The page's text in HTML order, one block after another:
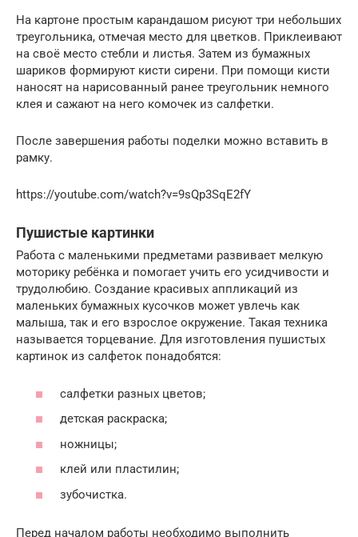
На картоне простым карандашом рисуют три небольших
треугольника, отмечая место для цветков. Приклеивают
на своё место стебли и листья. Затем из бумажных
шариков формируют кисти сирени. При помощи кисти
наносят на нарисованный ранее треугольник немного
клея и сажают на него комочек из салфетки.
После завершения работы поделки можно вставить в
рамку.
https://youtube.com/watch?v=9sQp3SqE2fY
Пушистые картинки
Работа с маленькими предметами развивает мелкую
моторику ребёнка и помогает учить его усидчивости и
трудолюбию. Создание красивых аппликаций из
маленьких бумажных кусочков может увлечь как
малыша, так и его взрослое окружение. Такая техника
называется торцевание. Для изготовления пушистых
картинок из салфеток понадобятся:
салфетки разных цветов;
детская раскраска;
ножницы;
клей или пластилин;
зубочистка.
Перед началом работы необходимо выполнить